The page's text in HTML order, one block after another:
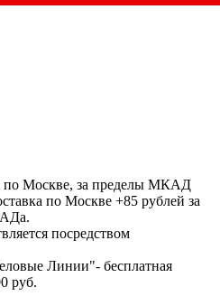
по Москве, за пределы МКАД
по Москве +85 рублей за
посредством
Линии"- бесплатная
руб.